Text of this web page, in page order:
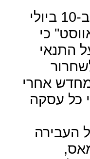
גורם בחמאס אמר ב-10 ביולי
כי
התנאי
אחרי
כל עסקה
העבירה